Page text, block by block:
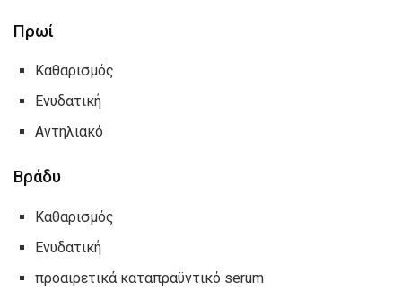
Πρωί
Καθαρισμός
Ενυδατική
Αντηλιακό
Βράδυ
Καθαρισμός
Ενυδατική
προαιρετικά καταπραϋντικό serum